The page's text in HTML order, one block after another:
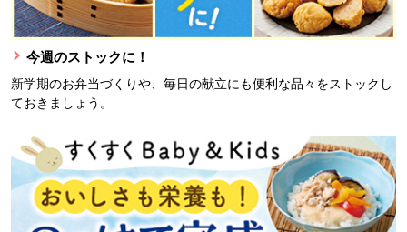
今週のストックに！
新学期のお弁当づくりや、毎日の献立にも便利な品々をストックし
ておきましょう。